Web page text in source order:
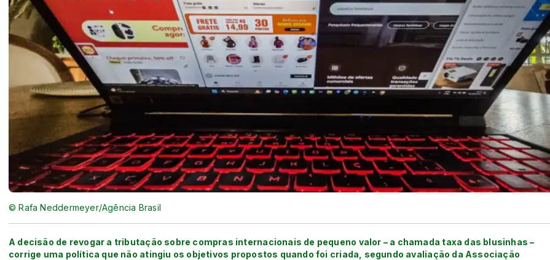
© Rafa Neddermeyer/Agência Brasil
A decisão de revogar a tributação sobre compras internacionais de pequeno valor – a chamada taxa das blusinhas –
corrige uma política que não atingiu os objetivos propostos quando foi criada, segundo avaliação da Associação